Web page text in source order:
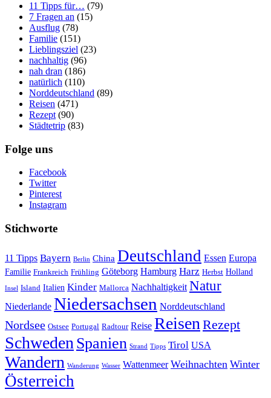
11 Tipps für… (79)
7 Fragen an (15)
Ausflug (78)
Familie (151)
Lieblingsziel (23)
nachhaltig (96)
nah dran (186)
natürlich (110)
Norddeutschland (89)
Reisen (471)
Rezept (90)
Städtetrip (83)
Folge uns
Facebook
Twitter
Pinterest
Instagram
Stichworte
11 Tipps Bayern Berlin China Deutschland Essen Europa
Familie Frankreich Frühling Göteborg Hamburg Harz Herbst Holland
Insel Island Italien Kinder Mallorca Nachhaltigkeit Natur
Niederlande Niedersachsen Norddeutschland
Nordsee Ostsee Portugal Radtour Reise Reisen Rezept
Schweden Spanien Strand Tipps Tirol USA
Wandern Wanderung Wasser Wattenmeer Weihnachten Winter
Österreich